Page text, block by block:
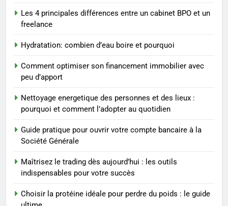
rapidement et durable
4
Infection chronique de l’oreille :
5
Les secrets révélés pour une
Prévenir les chutes chez les
Les 4 principales différences entre un cabinet BPO et un
freelance
Hydratation: combien d’eau boire et pourquoi
Comment optimiser son financement immobilier avec
peu d’apport
Nettoyage energetique des personnes et des lieux :
pourquoi et comment l’adopter au quotidien
Guide pratique pour ouvrir votre compte bancaire à la
Société Générale
Maîtrisez le trading dès aujourd’hui : les outils
indispensables pour votre succès
Choisir la protéine idéale pour perdre du poids : le guide